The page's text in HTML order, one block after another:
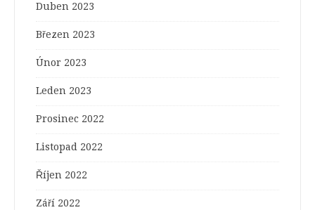
Duben 2023
Březen 2023
Únor 2023
Leden 2023
Prosinec 2022
Listopad 2022
Říjen 2022
Září 2022